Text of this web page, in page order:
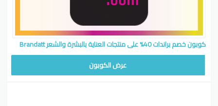
كوبون خصم براندات 40% على منتجات العناية بالبشرة والشعر Brandatt
عرض الكوبون